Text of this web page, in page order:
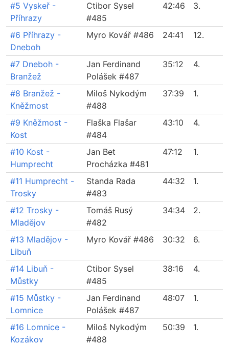
#5 Vyskeř -
Příhrazy
Ctibor Sysel
#485
42:46 3.
#6 Příhrazy -
Dneboh
Myro Kovář #486 24:41 12.
#7 Dneboh -
Branžež
Jan Ferdinand
Polášek #487
35:12 4.
#8 Branžež -
Kněžmost
Miloš Nykodým
#488
37:39 1.
#9 Kněžmost -
Kost
Flaška Flašar
#484
43:10 4.
#10 Kost -
Humprecht
Jan Bet
Procházka #481
47:12 1.
#11 Humprecht -
Trosky
Standa Rada
#483
44:32 1.
#12 Trosky -
Mladějov
Tomáš Rusý
#482
34:34 2.
#13 Mladějov -
Libuň
Myro Kovář #486 30:32 6.
#14 Libuň -
Můstky
Ctibor Sysel
#485
38:16 4.
#15 Můstky -
Lomnice
Jan Ferdinand
Polášek #487
48:07 1.
#16 Lomnice -
Kozákov
Miloš Nykodým
#488
50:39 1.